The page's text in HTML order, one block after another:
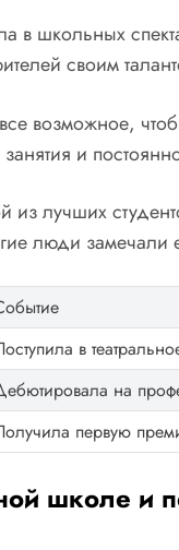
в школьных
своим
возможное,
и
лучших
люди замечали
в
на
первую
школе и